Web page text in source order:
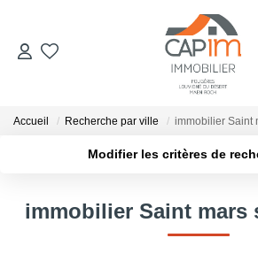
VENTES
Qui Sommes Nous
Accueil Recherche par ville immobilier Saint
Modifier les critères de
immobilier Saint mars